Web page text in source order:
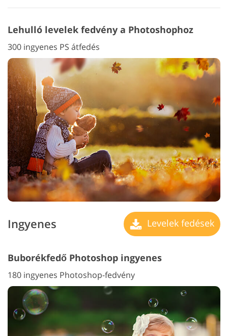
Lehulló levelek fedvény a Photoshophoz
300 ingyenes PS átfedés
Ingyenes Levelek fedések
Buborékfedő Photoshop ingyenes
180 ingyenes Photoshop-fedvény